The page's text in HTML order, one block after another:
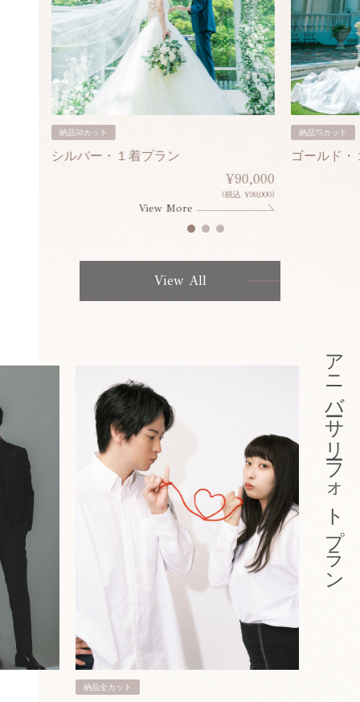
納品50カット
シルバー・１着プラン
¥90,000
(税込 ¥99,000)
View More
納品75カット
ゴールド・
View All
納品全カット
アニバーサリーフォトプラン